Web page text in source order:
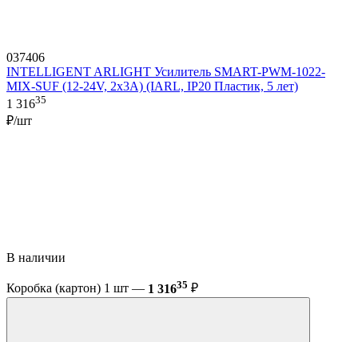
037406
INTELLIGENT ARLIGHT Усилитель SMART-PWM-1022-
MIX-SUF (12-24V, 2x3A) (IARL, IP20 Пластик, 5 лет)
1 31635
₽/шт
В наличии
Коробка (картон) 1 шт — 1 31635 ₽